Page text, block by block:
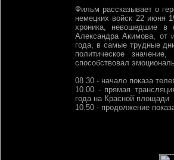
Фильм рассказывает о
немецких войск 22 июня
хроника, невошедшие в
Александра Акимова, от
года, в самые трудные
политическое
способствовал
08.30 - начало показа
10.00 - прямая
года на Красной площади
10.50 - продолжение